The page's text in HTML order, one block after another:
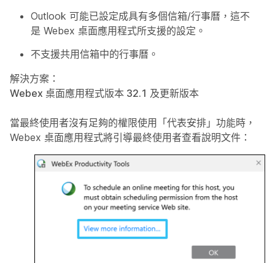
Outlook 可能已設定成具有多個信箱/行事曆，這不
是 Webex 桌面應用程式所支援的設定。
不支援共用信箱中的行事曆。
解決方案：
Webex 桌面應用程式版本 32.1 及更新版本
當最終使用者沒有足夠的權限使用「代表安排」功能時，
Webex 桌面應用程式將引導最終使用者查看說明文件：